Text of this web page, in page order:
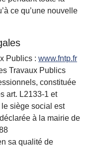
ce qu’une nouvelle
Publics : www.fntp.fr
Travaux Publics
constituée
art. L2133-1 et
siège social est
à la mairie de
sa qualité de